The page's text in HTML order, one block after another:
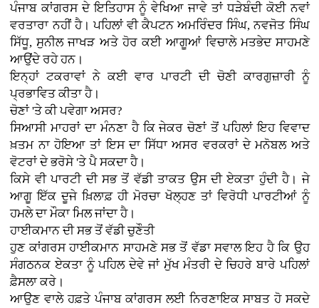
ਪੰਜਾਬ ਕਾਂਗਰਸ ਦੇ ਇਤਿਹਾਸ ਨੂੰ ਵੇਖਿਆ ਜਾਵੇ ਤਾਂ ਧੜੇਬੰਦੀ ਕੋਈ ਨਵਾਂ
ਵਰਤਾਰਾ ਨਹੀਂ ਹੈ। ਪਹਿਲਾਂ ਵੀ ਕੈਪਟਨ ਅਮਰਿੰਦਰ ਸਿੰਘ, ਨਵਜੋਤ ਸਿੰਘ
ਸਿੱਧੂ, ਸੁਨੀਲ ਜਾਖੜ ਅਤੇ ਹੋਰ ਕਈ ਆਗੂਆਂ ਵਿਚਾਲੇ ਮਤਭੇਦ ਸਾਹਮਣੇ
ਆਉਂਦੇ ਰਹੇ ਹਨ।
ਇਨ੍ਹਾਂ ਟਕਰਾਵਾਂ ਨੇ ਕਈ ਵਾਰ ਪਾਰਟੀ ਦੀ ਚੋਣੀ ਕਾਰਗੁਜ਼ਾਰੀ ਨੂੰ
ਪ੍ਰਭਾਵਿਤ ਕੀਤਾ ਹੈ।
ਚੋਣਾਂ 'ਤੇ ਕੀ ਪਵੇਗਾ ਅਸਰ?
ਸਿਆਸੀ ਮਾਹਰਾਂ ਦਾ ਮੰਨਣਾ ਹੈ ਕਿ ਜੇਕਰ ਚੋਣਾਂ ਤੋਂ ਪਹਿਲਾਂ ਇਹ ਵਿਵਾਦ
ਖ਼ਤਮ ਨਾ ਹੋਇਆ ਤਾਂ ਇਸ ਦਾ ਸਿੱਧਾ ਅਸਰ ਵਰਕਰਾਂ ਦੇ ਮਨੋਬਲ ਅਤੇ
ਵੋਟਰਾਂ ਦੇ ਭਰੋਸੇ 'ਤੇ ਪੈ ਸਕਦਾ ਹੈ।
ਕਿਸੇ ਵੀ ਪਾਰਟੀ ਦੀ ਸਭ ਤੋਂ ਵੱਡੀ ਤਾਕਤ ਉਸ ਦੀ ਏਕਤਾ ਹੁੰਦੀ ਹੈ। ਜੇ
ਆਗੂ ਇੱਕ ਦੂਜੇ ਖ਼ਿਲਾਫ਼ ਹੀ ਮੋਰਚਾ ਖੋਲ੍ਹਣ ਤਾਂ ਵਿਰੋਧੀ ਪਾਰਟੀਆਂ ਨੂੰ
ਹਮਲੇ ਦਾ ਮੌਕਾ ਮਿਲ ਜਾਂਦਾ ਹੈ।
ਹਾਈਕਮਾਨ ਦੀ ਸਭ ਤੋਂ ਵੱਡੀ ਚੁਣੌਤੀ
ਹੁਣ ਕਾਂਗਰਸ ਹਾਈਕਮਾਨ ਸਾਹਮਣੇ ਸਭ ਤੋਂ ਵੱਡਾ ਸਵਾਲ ਇਹ ਹੈ ਕਿ ਉਹ
ਸੰਗਠਨਕ ਏਕਤਾ ਨੂੰ ਪਹਿਲ ਦੇਵੇ ਜਾਂ ਮੁੱਖ ਮੰਤਰੀ ਦੇ ਚਿਹਰੇ ਬਾਰੇ ਪਹਿਲਾਂ
ਫ਼ੈਸਲਾ ਕਰੇ।
ਆਉਣ ਵਾਲੇ ਹਫ਼ਤੇ ਪੰਜਾਬ ਕਾਂਗਰਸ ਲਈ ਨਿਰਣਾਇਕ ਸਾਬਤ ਹੋ ਸਕਦੇ